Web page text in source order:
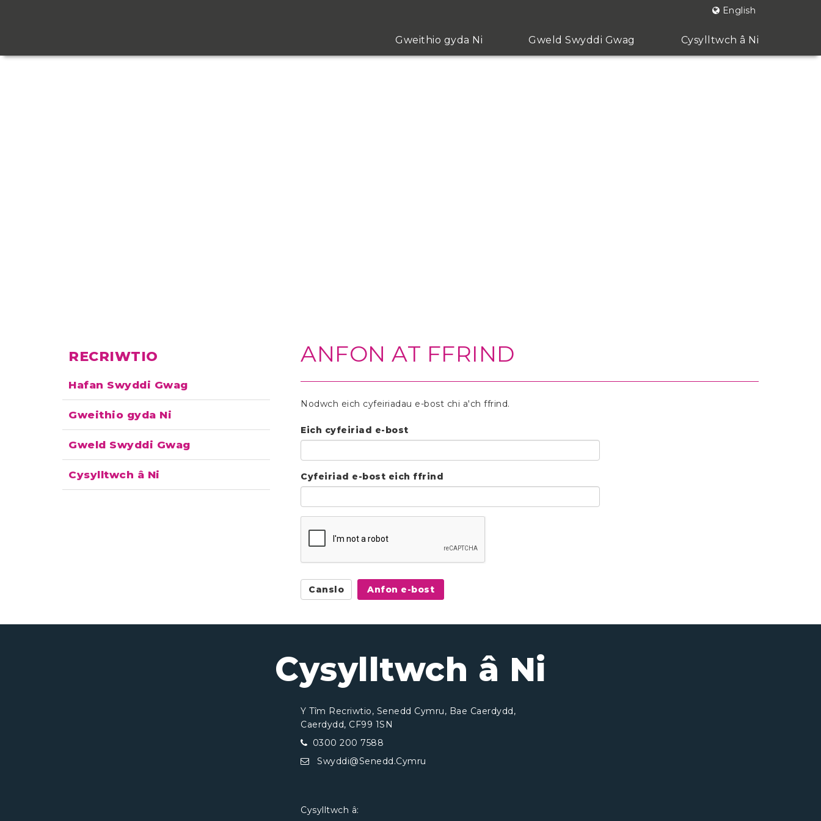
English
Gweithio gyda Ni Gweld Swyddi Gwag Cysylltwch â Ni
RECRIWTIO
Hafan Swyddi Gwag
Gweithio gyda Ni
Gweld Swyddi Gwag
Cysylltwch â Ni
ANFON AT FFRIND
Nodwch eich cyfeiriadau e-bost chi a'ch ffrind.
Eich cyfeiriad e-bost
Cyfeiriad e-bost eich ffrind
Canslo Anfon e-bost
Cysylltwch â Ni
Y Tîm Recriwtio, Senedd Cymru, Bae Caerdydd,
Caerdydd, CF99 1SN
0300 200 7588
Swyddi@Senedd.Cymru
Cysylltwch â: